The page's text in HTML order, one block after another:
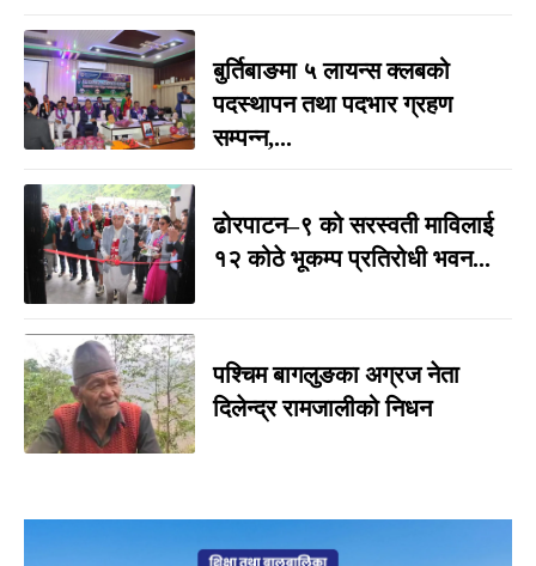
बुर्तिबाङमा ५ लायन्स क्लबको
पदस्थापन तथा पदभार ग्रहण
सम्पन्न,...
ढोरपाटन–९ को सरस्वती माविलाई
१२ कोठे भूकम्प प्रतिरोधी भवन...
पश्चिम बागलुङका अग्रज नेता
दिलेन्द्र रामजालीको निधन